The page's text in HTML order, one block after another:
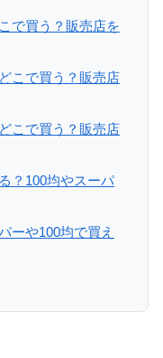
で買う？販売店を
こで買う？販売店
こで買う？販売店
？100均やスーパ
ーや100均で買え